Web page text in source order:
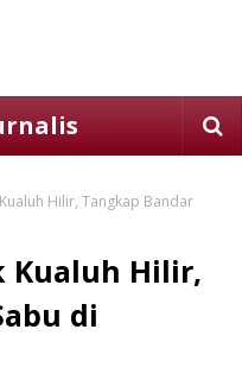
Hilir, Tangkap Bandar
Kualuh Hilir,
di